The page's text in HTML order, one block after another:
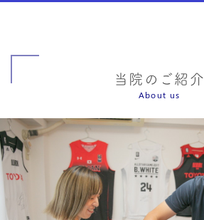
当院のご紹介
About us